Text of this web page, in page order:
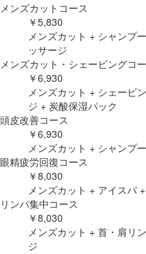
メンズカットコース
￥5,830
メンズカット + シャンプ
ッサージ
メンズカット・シェービングコ
￥6,930
メンズカット + シェービ
ジ + 炭酸保湿パック
頭皮改善コース
￥6,930
メンズカット + シャンプ
眼精疲労回復コース
￥8,030
メンズカット + アイスパ
リンパ集中コース
￥8,030
メンズカット + 首・肩リ
ジ